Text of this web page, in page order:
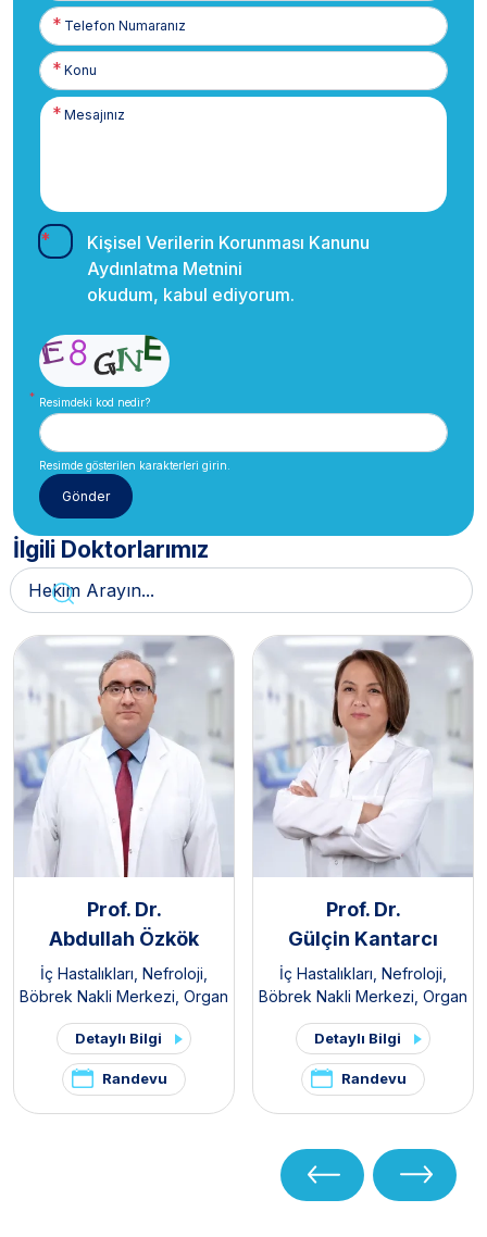
Telefon
Numaranız
Kişisel Verilerin Korunması Kanunu
Aydınlatma Metnini
okudum, kabul ediyorum.
Resimdeki kod nedir?
Resimde gösterilen karakterleri girin.
İlgili Doktorlarımız
Prof. Dr.
Abdullah Özkök
İç Hastalıkları Nefroloji
Böbrek Nakli Merkezi Organ
Nakli Merkezi
Detaylı Bilgi
Randevu
Prof. Dr.
Gülçin Kantarcı
İç Hastalıkları Nefroloji
Böbrek Nakli Merkezi Organ
Nakli Merkezi
Detaylı Bilgi
Randevu